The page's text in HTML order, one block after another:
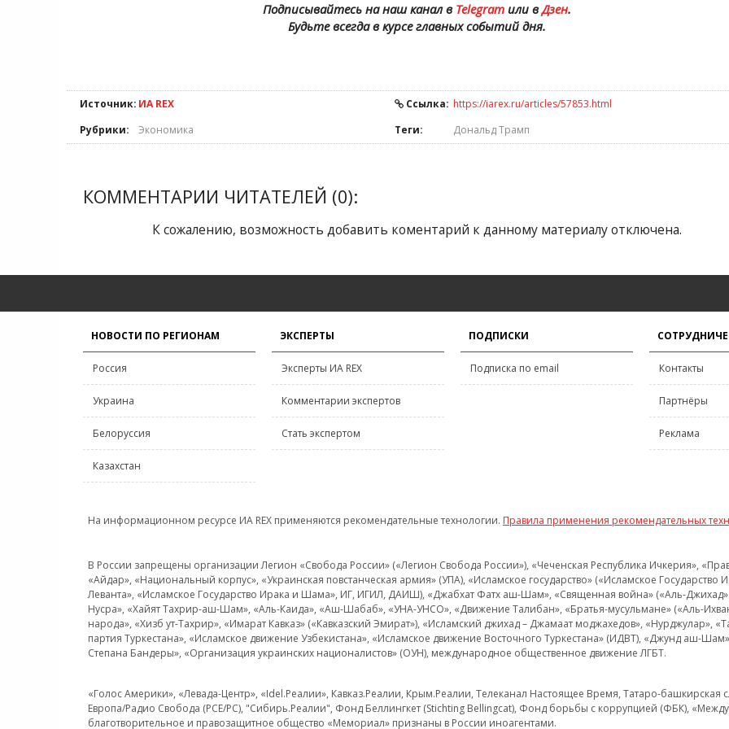
Подписывайтесь на наш канал в Telegramили вДзен.
Будьте всегда в курсе главных событий дня.
Источник: ИА REX Ссылка: https://iarex.ru/articles/57853.html
Рубрики:
Экономика Теги: Дональд Трамп
КОММЕНТАРИИ ЧИТАТЕЛЕЙ (0):
К сожалению, возможность добавить коментарий к данному материалу отключена.
НОВОСТИ ПО РЕГИОНАМ
Россия
Украина
Белоруссия
Казахстан
ЭКСПЕРТЫ
Эксперты ИА REX
Комментарии экспертов
Стать экспертом
ПОДПИСКИ
Подписка по email Контакты
Партнёры
Реклама
На информационном ресурсе ИА REX применяются рекомендательные технологии. Правила применения рекомендательных
В России запрещены организации Легион «Свобода России» («Легион Свобода России»), «Чеченская Республика Ичкерия»,
«Айдар», «Национальный корпус», «Украинская повстанческая армия» (УПА), «Исламское государство» («Исламское
Леванта», «Исламское Государство Ирака и Шама», ИГ, ИГИЛ, ДАИШ), «Джабхат Фатх аш-Шам», «Священная война» («Аль-Джихад»
Нусра», «Хайят Тахрир-аш-Шам», «Аль-Каида», «Аш-Шабаб», «УНА-УНСО», «Движение Талибан», «Братья-мусульмане» («Аль-
народа», «Хизб ут-Тахрир», «Имарат Кавказ» («Кавказский Эмират»), «Исламский джихад – Джамаат моджахедов», «Нурджулар»,
партия Туркестана», «Исламское движение Узбекистана», «Исламское движение Восточного Туркестана» (ИДВТ), «Джунд аш-
Степана Бандеры», «Организация украинских националистов» (ОУН), международное общественное движение ЛГБТ.
«Голос Америки», «Левада-Центр», «Idel.Реалии», Кавказ.Реалии, Крым.Реалии, Телеканал Настоящее Время, Татаро-
Европа/Радио Свобода (PCE/PC), "Сибирь.Реалии", Фонд Беллингкет (Stichting Bellingcat), Фонд борьбы с коррупцией (ФБК),
благотворительное и правозащитное общество «Мемориал» признаны в России иноагентами.